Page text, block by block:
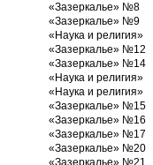
«Зазеркалье» №8
«Зазеркалье» №9
«Наука и религия»
«Зазеркалье» №12
«Зазеркалье» №14
«Наука и религия»
«Наука и религия»
«Зазеркалье» №15
«Зазеркалье» №16
«Зазеркалье» №17
«Зазеркалье» №20
«Зазеркалье» №21